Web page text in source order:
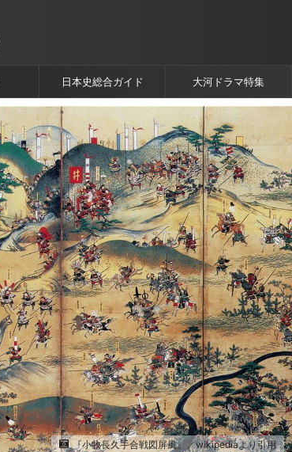
日本史総合ガイド 大河ドラマ特集
『小牧長久手合戦図屏風』／wikipediaより引用